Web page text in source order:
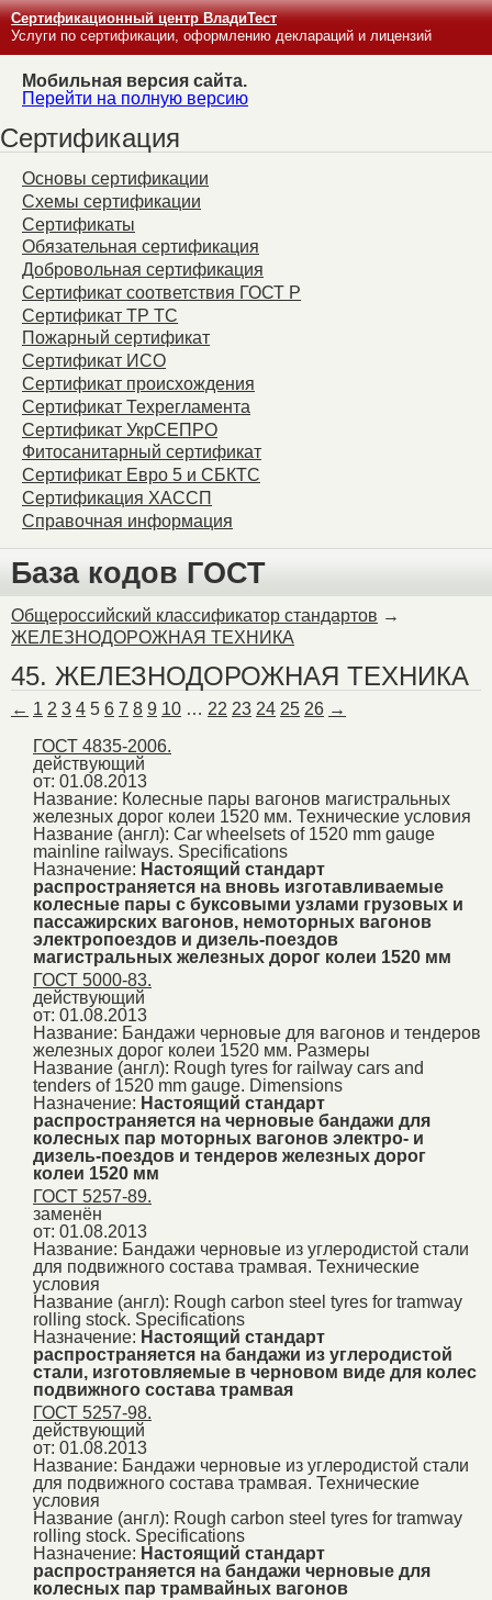
Сертификационный центр ВладиТест
Услуги по сертификации, оформлению деклараций и лицензий
Мобильная версия сайта.
Перейти на полную версию
Сертификация
Основы сертификации
Схемы сертификации
Сертификаты
Обязательная сертификация
Добровольная сертификация
Сертификат соответствия ГОСТ Р
Сертификат ТР ТС
Пожарный сертификат
Сертификат ИСО
Сертификат происхождения
Сертификат Техрегламента
Сертификат УкрСЕПРО
Фитосанитарный сертификат
Сертификат Евро 5 и СБКТС
Сертификация ХАССП
Справочная информация
База кодов ГОСТ
Общероссийский классификатор стандартов →
ЖЕЛЕЗНОДОРОЖНАЯ ТЕХНИКА
45. ЖЕЛЕЗНОДОРОЖНАЯ ТЕХНИКА
← 1 2 3 4 5 6 7 8 9 10 … 22 23 24 25 26 →
ГОСТ 4835-2006.
действующий
от: 01.08.2013
Название: Колесные пары вагонов магистральных
железных дорог колеи 1520 мм. Технические условия
Название (англ): Car wheelsets of 1520 mm gauge
mainline railways. Specifications
Назначение: Настоящий стандарт
распространяется на вновь изготавливаемые
колесные пары с буксовыми узлами грузовых и
пассажирских вагонов, немоторных вагонов
электропоездов и дизель-поездов
магистральных железных дорог колеи 1520 мм
ГОСТ 5000-83.
действующий
от: 01.08.2013
Название: Бандажи черновые для вагонов и тендеров
железных дорог колеи 1520 мм. Размеры
Название (англ): Rough tyres for railway cars and
tenders of 1520 mm gauge. Dimensions
Назначение: Настоящий стандарт
распространяется на черновые бандажи для
колесных пар моторных вагонов электро- и
дизель-поездов и тендеров железных дорог
колеи 1520 мм
ГОСТ 5257-89.
заменён
от: 01.08.2013
Название: Бандажи черновые из углеродистой стали
для подвижного состава трамвая. Технические
условия
Название (англ): Rough carbon steel tyres for tramway
rolling stock. Specifications
Назначение: Настоящий стандарт
распространяется на бандажи из углеродистой
стали, изготовляемые в черновом виде для колес
подвижного состава трамвая
ГОСТ 5257-98.
действующий
от: 01.08.2013
Название: Бандажи черновые из углеродистой стали
для подвижного состава трамвая. Технические
условия
Название (англ): Rough carbon steel tyres for tramway
rolling stock. Specifications
Назначение: Настоящий стандарт
распространяется на бандажи черновые для
колесных пар трамвайных вагонов